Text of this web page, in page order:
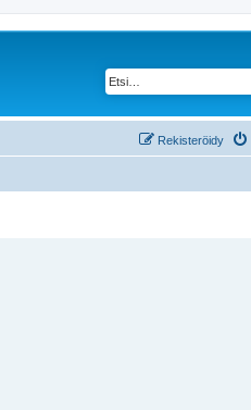
Rekisteröidy